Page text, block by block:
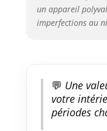
pour
un appareil
imperfections au
💬 Une
votre
périodes